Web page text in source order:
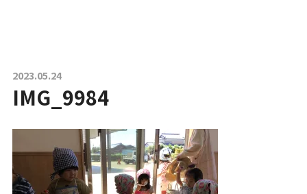
課外活動
2023.05.24
IMG_9984